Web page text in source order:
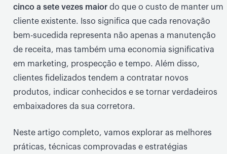
cinco a sete vezes maior do que o custo de manter um
cliente existente. Isso significa que cada renovação
bem-sucedida representa não apenas a manutenção
de receita, mas também uma economia significativa
em marketing, prospecção e tempo. Além disso,
clientes fidelizados tendem a contratar novos
produtos, indicar conhecidos e se tornar verdadeiros
embaixadores da sua corretora.
Neste artigo completo, vamos explorar as melhores
práticas, técnicas comprovadas e estratégias